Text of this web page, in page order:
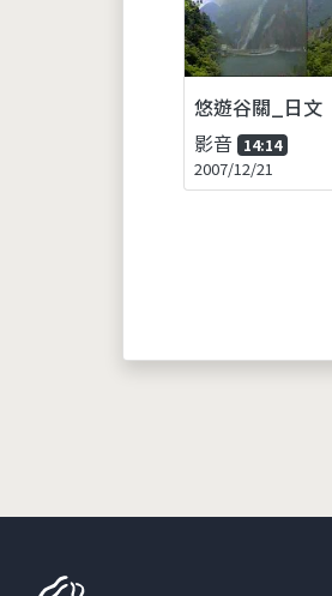
悠遊谷關_日文
影音 14:14
2007/12/21